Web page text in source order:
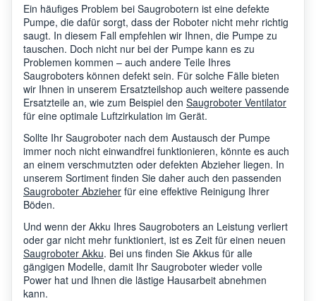
Ein häufiges Problem bei Saugrobotern ist eine defekte
Pumpe, die dafür sorgt, dass der Roboter nicht mehr richtig
saugt. In diesem Fall empfehlen wir Ihnen, die Pumpe zu
tauschen. Doch nicht nur bei der Pumpe kann es zu
Problemen kommen – auch andere Teile Ihres
Saugroboters können defekt sein. Für solche Fälle bieten
wir Ihnen in unserem Ersatzteilshop auch weitere passende
Ersatzteile an, wie zum Beispiel den Saugroboter Ventilator
für eine optimale Luftzirkulation im Gerät.
Sollte Ihr Saugroboter nach dem Austausch der Pumpe
immer noch nicht einwandfrei funktionieren, könnte es auch
an einem verschmutzten oder defekten Abzieher liegen. In
unserem Sortiment finden Sie daher auch den passenden
Saugroboter Abzieher für eine effektive Reinigung Ihrer
Böden.
Und wenn der Akku Ihres Saugroboters an Leistung verliert
oder gar nicht mehr funktioniert, ist es Zeit für einen neuen
Saugroboter Akku. Bei uns finden Sie Akkus für alle
gängigen Modelle, damit Ihr Saugroboter wieder volle
Power hat und Ihnen die lästige Hausarbeit abnehmen
kann.